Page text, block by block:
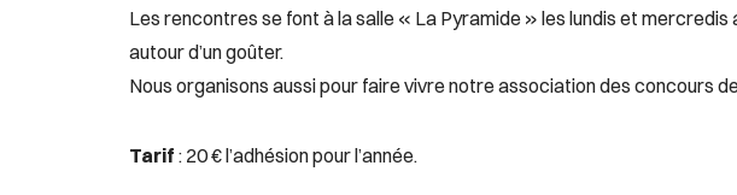
Les rencontres se font à la salle « La Pyramide » les lundis et
autour d’un goûter.
Nous organisons aussi pour faire vivre notre association des concours
Tarif : 20 € l’adhésion pour l’année.